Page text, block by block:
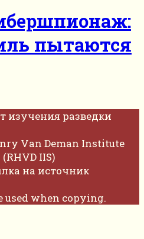
пытаются
изучения разведки
Van Deman Institute
IIS)
на источник
used when copying.